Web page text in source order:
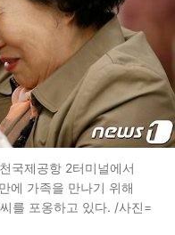
국제공항 2터미널에서
에 가족을 만나기 위해
를 포옹하고 있다. /사진=